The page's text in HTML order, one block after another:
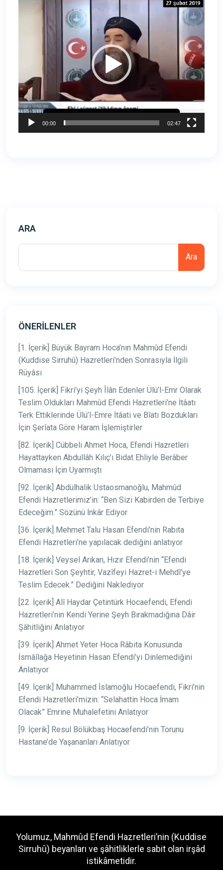
oynatıcı
00:00 02:47
ARA
Ara
ÖNERILENLER
[1. İçerik] Büyük Bayram Hoca’nın Mahmûd Efendi
(Kuddise Sirruhû) Hazretleri’nden Sonrasıyla İlgili
Rüyâsı
[105. İçerik] Fikri’yi Şeyh Îlân Edenler Ülü’l-Emr Olarak
Teslim Oldukları Mahmûd Efendi Hazretleri’ne İtâatı
Terk Ettiklerinde Ülü’l-Emre İtâati ve Bîatı Bozdukları
İçin Şerîata Göre Haram İşlemiştirler
[82. İçerik] Cübbeli Ahmet Hoca, Efendi Hazretleri
Hayattayken Abdullâh Kılıç’ı Bidat Ehliyle Berâber
Olmaması İçin Uyarmıştı
[92. İçerik] Abdülhalik Ustaosmanoğlu, Mahmûd
Efendi Hazretlerimiz’in: “Ben Sizi Kabirden de Terbiye
Edeceğim.” Sözünü İnkâr Ediyor
[36. İçerik] Mehmet Talu Hasan Efendi’nin Rabıta
Efendi Hazretleri’ne yapılacak dediğini anlatıyor
[18. İçerik] Veysel Arıkan, Hızır Efendi’nin “Efendi
Hazretleri Son Şeyhtir, Vazîfeyi Hazret-i Mehdî’ye
Teslim Edecek.” Dediğini Naklediyor
[22. İçerik] Alî Haydar Çetintürk Hocaefendi, Efendi
Hazretleri’nin Kendi Yerine Şeyh Bırakmadığına Dâir
Şâhitliğini Anlatıyor
[39. İçerik] Ahmet Yeter Hoca Râbıta Konusunda
İsmâîlağa Heyetinin Hasan Efendi’yi Dinlemediğini
Anlatıyor
[49. İçerik] Muhammed İslamoğlu Hocaefendi, Fikri’nin
Efendi Hazretleri’mizin: “Selahattin Hoca İmam
Olacak” Emrine Muhalefetini Anlatıyor
[9. İçerik] Resul Bölükbaş Hocaefendi’nin Torunu
Hastane’de Yaşananları Anlatıyor
Yolumuz, Mahmûd Efendi Hazretleri’nin (Kuddise
Sirruhû) beyanları ve şâhitliklerle sabit olan irşâd
istikâmetidir.